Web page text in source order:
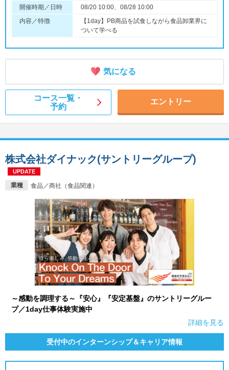
開催時期／日時
08/20 10:00、08/28 10:00
内容／特徴
【1day】PB商品を試食しながら食品卸業界に
ついて学べる
気になる
コース一覧・
予約
エントリー
業種 食品／商社（食品関連）
株式会社ダイナック(サントリーグループ)
UPDATE
～感動を調理する～『安心』『安定基盤』のサントリーグルー
プ／1day仕事体験実施中
詳細を見る
受付中のインターンシップ＆キャリア情報